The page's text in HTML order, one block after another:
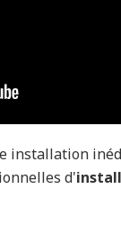
installation
d'